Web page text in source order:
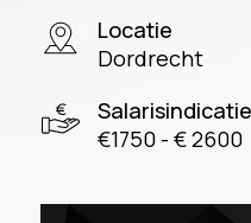
Locatie
Dordrecht
Salarisindicatie
€1750 - € 2600